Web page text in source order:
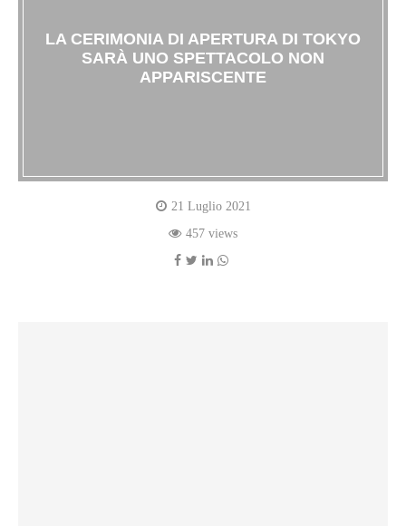
LA CERIMONIA DI APERTURA DI TOKYO
SARÀ UNO SPETTACOLO NON
APPARISCENTE
21 Luglio 2021
457 views